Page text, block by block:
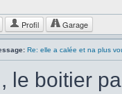
Profil Garage
Re: elle a calée et na plus
le boitier